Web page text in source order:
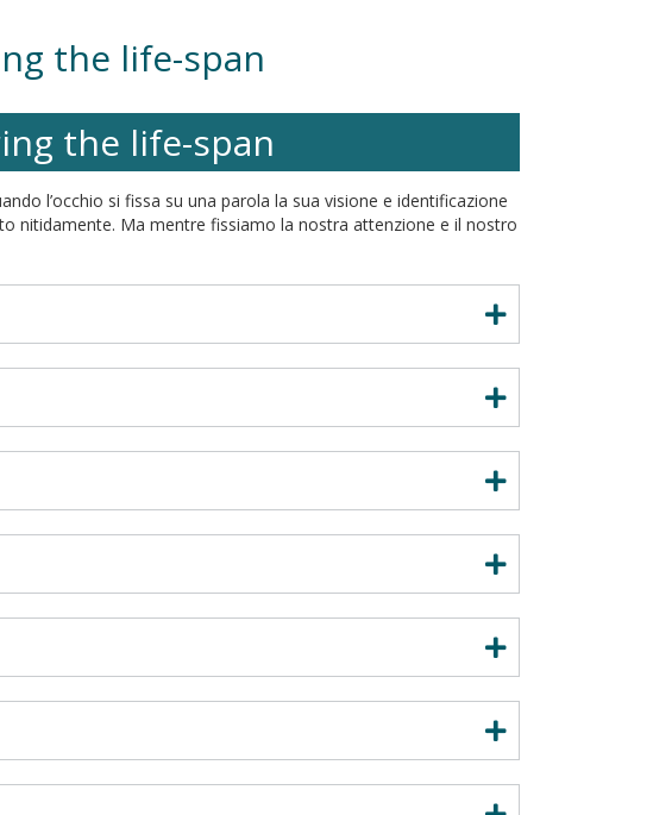
the life-span
the life-span
l’occhio si fissa su una parola la sua visione e identificazione
nitidamente. Ma mentre fissiamo la nostra attenzione e il nostro